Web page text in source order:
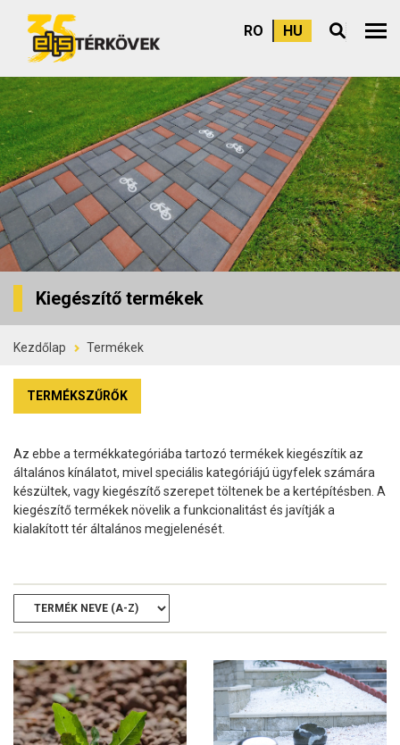
RO HU
Kiegészítő termékek
Kezdőlap Termékek
TERMÉKSZŰRŐK
Az ebbe a termékkategóriába tartozó termékek kiegészítik az
általános kínálatot, mivel speciális kategóriájú ügyfelek számára
készültek, vagy kiegészítő szerepet töltenek be a kertépítésben. A
kiegészítő termékek növelik a funkcionalitást és javítják a
kialakított tér általános megjelenését.